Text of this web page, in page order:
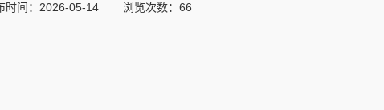
时间：2026-05-14 浏览次数： 66